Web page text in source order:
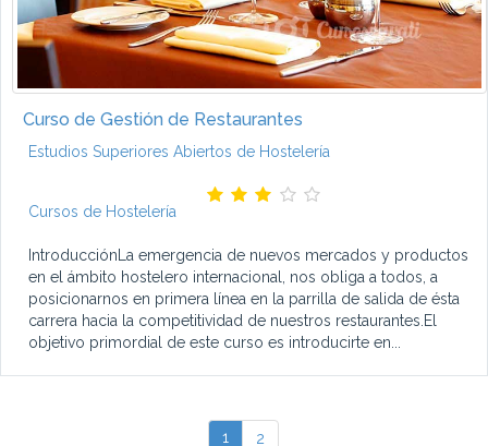
Curso de Gestión de Restaurantes
Estudios Superiores Abiertos de Hostelería
Cursos de Hostelería
IntroducciónLa emergencia de nuevos mercados y productos
en el ámbito hostelero internacional, nos obliga a todos, a
posicionarnos en primera línea en la parrilla de salida de ésta
carrera hacia la competitividad de nuestros restaurantes.El
objetivo primordial de este curso es introducirte en...
1 2